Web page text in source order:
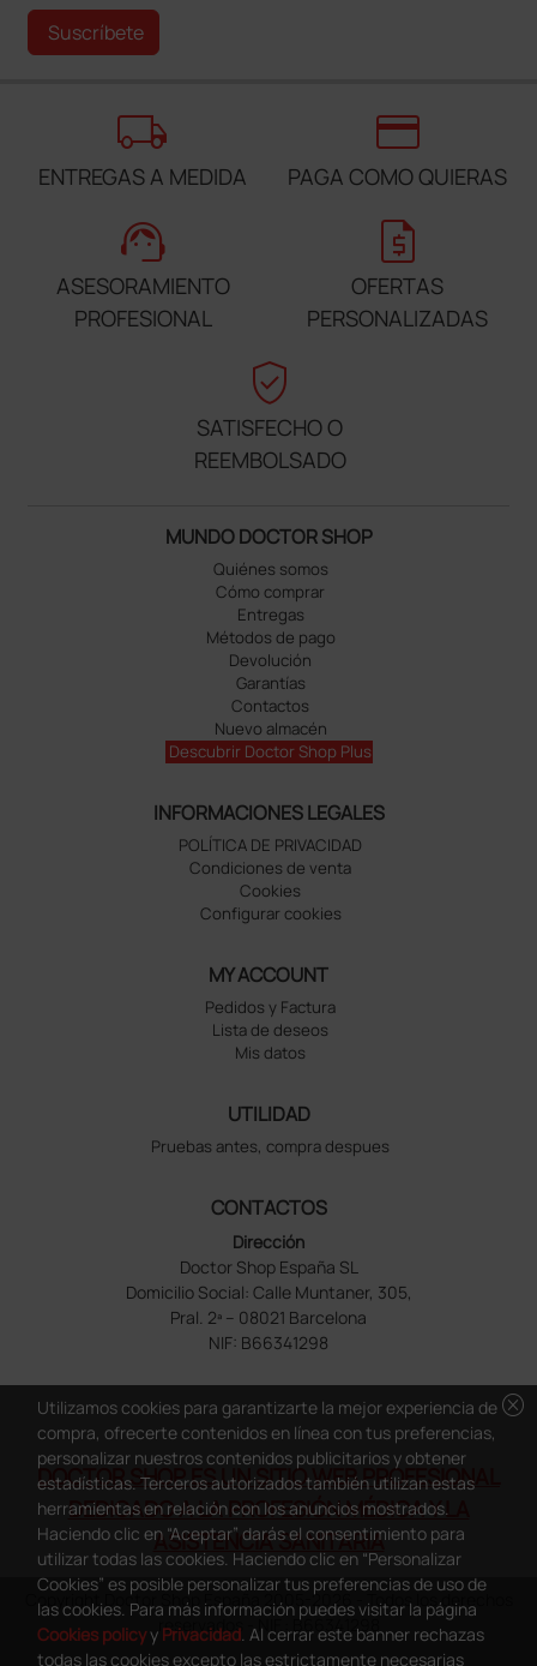
Suscríbete
local_shipping
ENTREGAS A MEDIDA
credit_card
PAGA COMO QUIERAS
support_agent
ASESORAMIENTO
PROFESIONAL
request_quote
OFERTAS
PERSONALIZADAS
verified_user
SATISFECHO O
REEMBOLSADO
MUNDO DOCTOR SHOP
Quiénes somos
Cómo comprar
Entregas
Métodos de pago
Devolución
Garantías
Contactos
Nuevo almacén
Descubrir Doctor Shop Plus
INFORMACIONES LEGALES
POLÍTICA DE PRIVACIDAD
Condiciones de venta
Cookies
Configurar cookies
MY ACCOUNT
Pedidos y Factura
Lista de deseos
Mis datos
UTILIDAD
Pruebas antes, compra despues
CONTACTOS
Dirección
Doctor Shop España SL
Domicilio Social: Calle Muntaner, 305,
Pral. 2ª – 08021 Barcelona
NIF: B66341298
DOCTOR SHOP ES UN SITIO WEB PROFESIONAL
DEDICADO A LA PROFESIÓN MÉDICA Y LA
ASISTENCIA SANITARIA
Copyright Doctor Shop España 2005-2026 - Todos los derechos
reservados - NIF.: B66341298
cancel
Utilizamos cookies para garantizarte la mejor experiencia de
compra, ofrecerte contenidos en línea con tus preferencias,
personalizar nuestros contenidos publicitarios y obtener
estadísticas. Terceros autorizados también utilizan estas
herramientas en relación con los anuncios mostrados.
Haciendo clic en “Aceptar” darás el consentimiento para
utilizar todas las cookies. Haciendo clic en “Personalizar
Cookies” es posible personalizar tus preferencias de uso de
las cookies. Para más información puedes visitar la página
Cookies policyy Privacidad. Al cerrar este banner rechazas
todas las cookies excepto las estrictamente necesarias